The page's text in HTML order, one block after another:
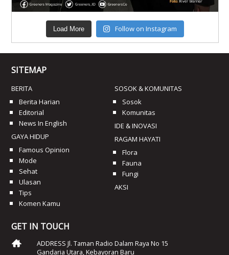
Load More Follow on Instagram
SITEMAP
BERITA
Berita Harian
Editorial
News In English
GAYA HIDUP
Famous Opinion
Mode
Sehat
Ulasan
Tips
Komen Kamu
SOSOK & KOMUNITAS
Sosok
Komunitas
IDE & INOVASI
RAGAM HAYATI
Flora
Fauna
Fungi
AKSI
GET IN TOUCH
ADDRESS Jl. Taman Radio Dalam Raya No 15
Gandaria Utara, Kebayoran Baru